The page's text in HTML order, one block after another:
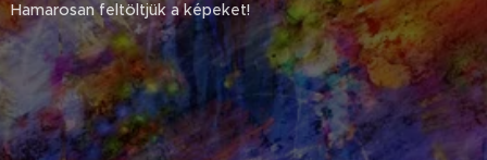
Hamarosan feltöltjük a képeket!